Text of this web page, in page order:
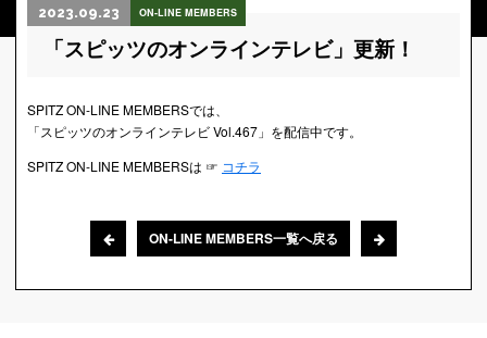
2023.09.23 ON-LINE MEMBERS
「スピッツのオンラインテレビ」更新！
SPITZ ON-LINE MEMBERSでは、
「スピッツのオンラインテレビ Vol.467」を配信中です。
SPITZ ON-LINE MEMBERSは ☞ コチラ
ON-LINE MEMBERS一覧へ戻る